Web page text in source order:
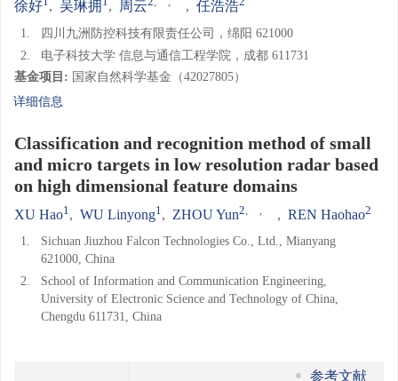
徐好 , 吴琳拥 , 周云 , 任浩浩
1.
四川九洲防控科技有限责任公司，绵阳 621000
2.
电子科技大学 信息与通信工程学院，成都 611731
基金项目: 国家自然科学基金（42027805）
详细信息
Classification and recognition method of small
and micro targets in low resolution radar based
on high dimensional feature domains
XU Hao1, WU Linyong1, ZHOU Yun2, , , REN Haohao2
1.
Sichuan Jiuzhou Falcon Technologies Co., Ltd., Mianyang
621000, China
2.
School of Information and Communication Engineering,
University of Electronic Science and Technology of China,
Chengdu 611731, China
参考文献